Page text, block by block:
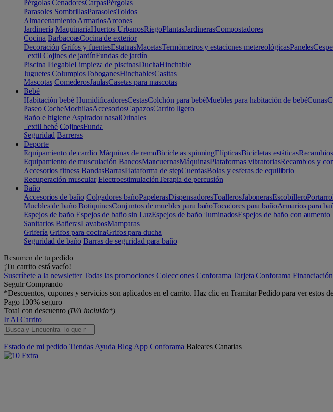
Pérgolas CenadoresCarpasPérgolas
Parasoles SombrillasParasolesToldos
Almacenamiento ArmariosArcones
Jardinería MaquinariaHuertos UrbanosRiegoPlantasJardinerasCompostadores
Cocina BarbacoasCocina de exterior
Decoración Grifos y fuentesEstatuasMacetasTermómetros y estaciones metereológicasPaneles
Textil Cojines de jardínFundas de jardín
Piscina PlegableLimpieza de piscinasDuchaHinchable
Juguetes ColumpiosToboganesHinchablesCasitas
Mascotas ComederosJaulasCasetas para mascotas
Bebé
Habitación bebé HumidificadoresCestasColchón para bebéMuebles para habitación de bebéCunas
Paseo CocheMochilasAccesoriosCapazosCarrito ligero
Baño e higiene Aspirador nasalOrinales
Textil bebé CojinesFunda
Seguridad Barreras
Deporte
Equipamiento de cardio Máquinas de remoBicicletas spinningElípticasBicicletas estáticas
Equipamiento de musculación BancosMancuernasMáquinasPlataformas vibratoriasRecambios y
Accesorios fitness BandasBarrasPlataforma de stepCuerdasBolas y esferas de equilibrio
Recuperación muscular ElectroestimulaciónTerapia de percusión
Baño
Accesorios de baño Colgadores bañoPapelerasDispensadoresToallerosJabonerasEscobillero
Muebles de baño BotiquinesConjuntos de muebles para bañoTocadores para bañoArmarios para
Espejos de baño Espejos de baño sin LuzEspejos de baño iluminadosEspejos de baño con aumento
Sanitarios BañerasLavabosMamparas
Grifería Grifos para cocinaGrifos para ducha
Seguridad de baño Barras de seguridad para baño
Resumen de tu pedido
¡Tu carrito está vacío!
Suscríbete a la newsletter Todas las promociones Colecciones Conforama Tarjeta Conforama Financiación
Seguir Comprando
*Descuentos, cupones y servicios son aplicados en el carrito. Haz clic en Tramitar Pedido para ver estos
Pago 100% seguro
Total con descuento (IVA incluido*)
Ir Al Carrito
Estado de mi pedido Tiendas Ayuda Blog App Conforama Baleares Canarias